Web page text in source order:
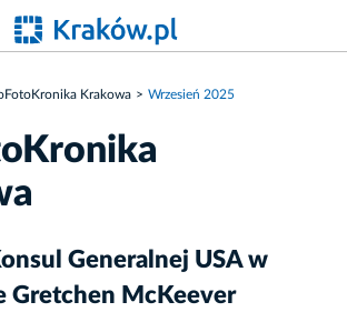
Krakowa Wrzesień 2025
Generalnej USA w
Gretchen McKeever